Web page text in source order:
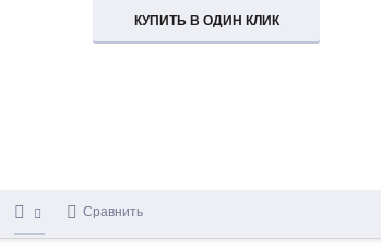
КУПИТЬ В ОДИН КЛИК
Сравнить